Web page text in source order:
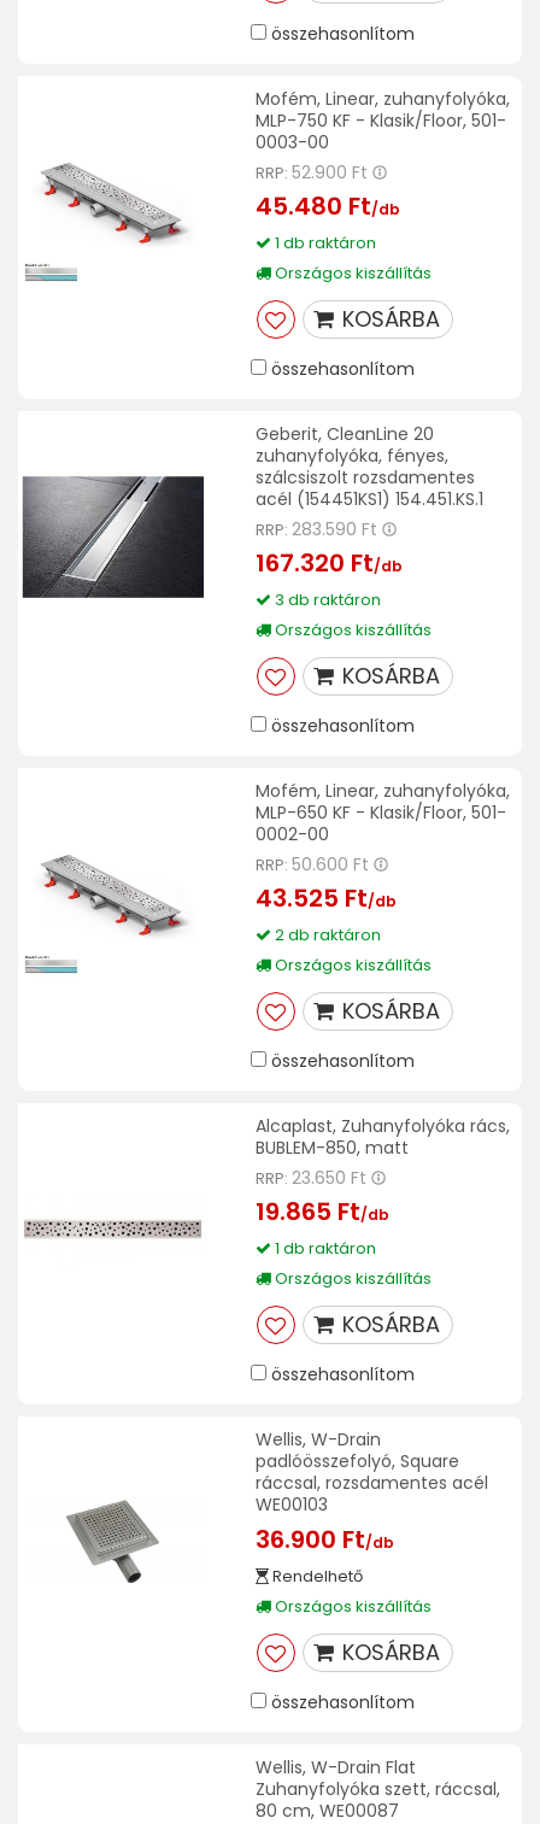
összehasonlítom
Mofém, Linear, zuhanyfolyóka,
MLP-750 KF - Klasik/Floor, 501-
0003-00
RRP: 52.900 Ft
45.480 Ft/db
1 db raktáron
Országos kiszállítás
KOSÁRBA
összehasonlítom
Geberit, CleanLine 20
zuhanyfolyóka, fényes,
szálcsiszolt rozsdamentes
acél (154451KS1) 154.451.KS.1
RRP: 283.590 Ft
167.320 Ft/db
3 db raktáron
Országos kiszállítás
KOSÁRBA
összehasonlítom
Mofém, Linear, zuhanyfolyóka,
MLP-650 KF - Klasik/Floor, 501-
0002-00
RRP: 50.600 Ft
43.525 Ft/db
2 db raktáron
Országos kiszállítás
KOSÁRBA
összehasonlítom
Alcaplast, Zuhanyfolyóka rács,
BUBLEM-850, matt
RRP: 23.650 Ft
19.865 Ft/db
1 db raktáron
Országos kiszállítás
KOSÁRBA
összehasonlítom
Wellis, W-Drain
padlóösszefolyó, Square
ráccsal, rozsdamentes acél
WE00103
36.900 Ft/db
Rendelhető
Országos kiszállítás
KOSÁRBA
összehasonlítom
Wellis, W-Drain Flat
Zuhanyfolyóka szett, ráccsal,
80 cm, WE00087